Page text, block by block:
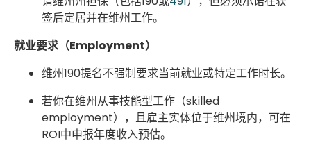
签后定居并在维州工作。
就业要求（Employment）
维州190提名不强制要求当前就业或特定工作时长。
若你在维州从事技能型工作（skilled
employment），且雇主实体位于维州境内，可在
ROI中申报年度收入预估。